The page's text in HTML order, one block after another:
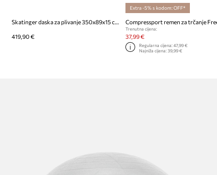
Skatinger daska za plivanje 350x89x15 cm (11'6'')
419,90 €
Extra -5% s kodom: OFF*
Trenutna cijena:
37,99 €
Regularna cijena: 47,99 €
Najniža cijena: 39,99 €